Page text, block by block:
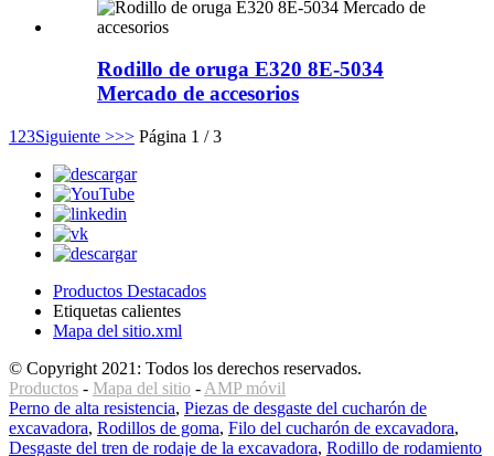
Rodillo de oruga E320 8E-5034
Mercado de accesorios
1 23Siguiente >>> Página 1 / 3
Productos Destacados
Etiquetas calientes
Mapa del sitio.xml
© Copyright 2021: Todos los derechos reservados.
Productos - Mapa del sitio - AMP móvil
Perno de alta resistencia, Piezas de desgaste del cucharón de
excavadora, Rodillos de goma, Filo del cucharón de excavadora,
Desgaste del tren de rodaje de la excavadora, Rodillo de rodamiento